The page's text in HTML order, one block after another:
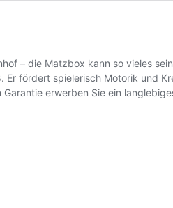
– die Matzbox kann so vieles
fördert spielerisch Motorik und
erwerben Sie ein